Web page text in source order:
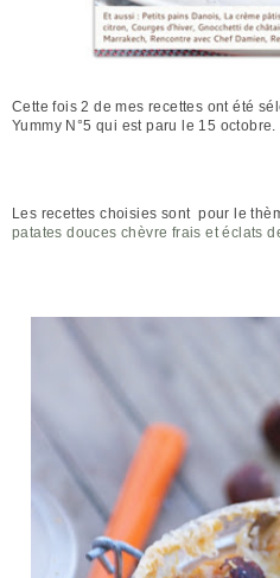
Cette fois 2 de mes recettes ont été
Yummy N°5 qui est paru le 15 octobre.
Les recettes choisies sont pour le
patates douces chèvre frais et éclats